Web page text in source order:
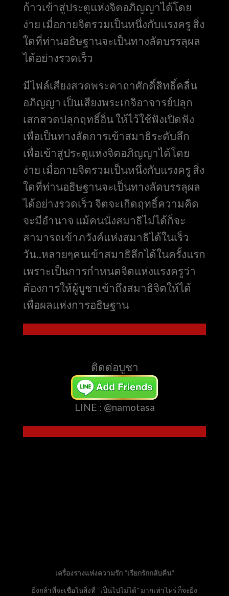
ก้าวเข้าสู่ประตูแห่งจิตอภิญญาได้โดย
ง่าย เมื่อกายจิตรวมเป็นหนึ่งกับแรงครู สิ่ง
ใดที่ท่านอธิษฐานจะเป็นทางลัดบรรลุผล
ได้อย่างรวดเร็ว
มีไฟล์เสียงสวดพระคาถาศักดิ์สิทธิ์คลื่น
อภิญญา เป็นเสียงพระเกจิอาจารย์ปลุก
เสกสวดปลุกฤทธิ์อิ่น ให้ไว้ใช้ฟังเปิดฟัง
เพื่อเป็นทางลัดการเข้าสมาธิระดับลึก
เพื่อเข้าสู่ประตูแห่งจิตอภิญญาได้โดย
ง่าย เมื่อกายจิตรวมเป็นหนึ่งกับแรงครู สิ่ง
ใดที่ท่านอธิษฐานจะเป็นทางลัดบรรลุผล
ได้อย่างรวดเร็ว จิตจะเกิดฤทธิ์ความคิด
จะมีอำนาจ แม้คนนั่งสมาธิไม่ได้ก็จะ
สามารถเข้าภวังค์แห่งสมาธิได้ในเร็ว
วัน..หลายๆคนเข้าสมาธิลึกได้ในครั้งแรก
เพราะเป็นการกำหนดจิตแห่งแรงครูว่า
ต้องการให้ผู้บูชาเข้าถึงสมาธิจิตให้ได้
เพื่อผลแห่งการอธิษฐาน
ติดต่อบูชา
LINE : @namotasa
เครื่องรางแห่งความรัก “เรียกรักกลับคืน”
ยิ่งกล้าที่จะเชื่อในสิ่งที่ “เป็นไปไม่ได้” มากเท่าไหร่ ก็จะยิ่ง